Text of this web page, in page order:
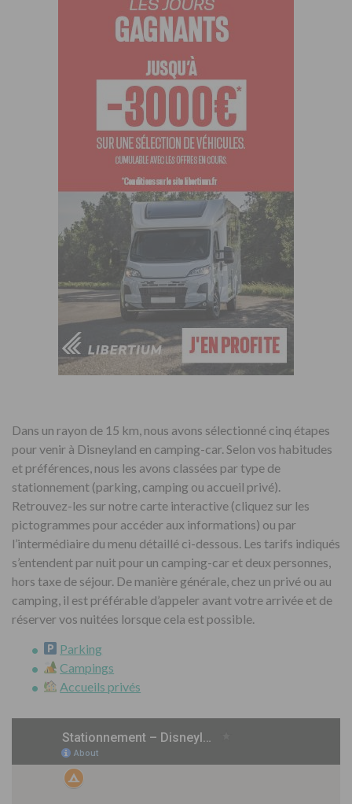
Dans un rayon de 15 km, nous avons sélectionné cinq étapes
pour venir à Disneyland en camping-car. Selon vos habitudes
et préférences, nous les avons classées par type de
stationnement (parking, camping ou accueil privé).
Retrouvez-les sur notre carte interactive (cliquez sur les
pictogrammes pour accéder aux informations) ou par
l’intermédiaire du menu détaillé ci-dessous. Les tarifs indiqués
s’entendent par nuit pour un camping-car et deux personnes,
hors taxe de séjour. De manière générale, chez un privé ou au
camping, il est préférable d’appeler avant votre arrivée et de
réserver vos nuitées lorsque cela est possible.
Parking
Campings
Accueils privés